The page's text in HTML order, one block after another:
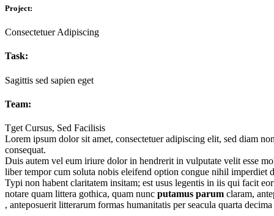
Project:
Consectetuer Adipiscing
Task:
Sagittis sed sapien eget
Team:
Tget Cursus, Sed Facilisis
Lorem ipsum dolor sit amet, consectetuer adipiscing elit, sed diam
consequat.
Duis autem vel eum iriure dolor in hendrerit in vulputate velit esse
liber tempor cum soluta nobis eleifend option congue nihil imperdiet
Typi non habent claritatem insitam; est usus legentis in iis qui facit
notare quam littera gothica, quam nunc putamus parum claram,
, anteposuerit litterarum formas humanitatis per seacula quarta